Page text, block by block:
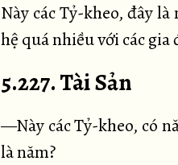
Này các Tỷ-kheo, đây
hệ quá nhiều với các gia
5.227. Tài Sản
—Này các Tỷ-kheo, có
là năm?